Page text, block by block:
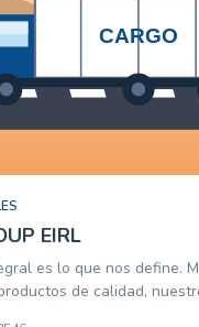
EIRL
es lo que nos define.
de calidad,